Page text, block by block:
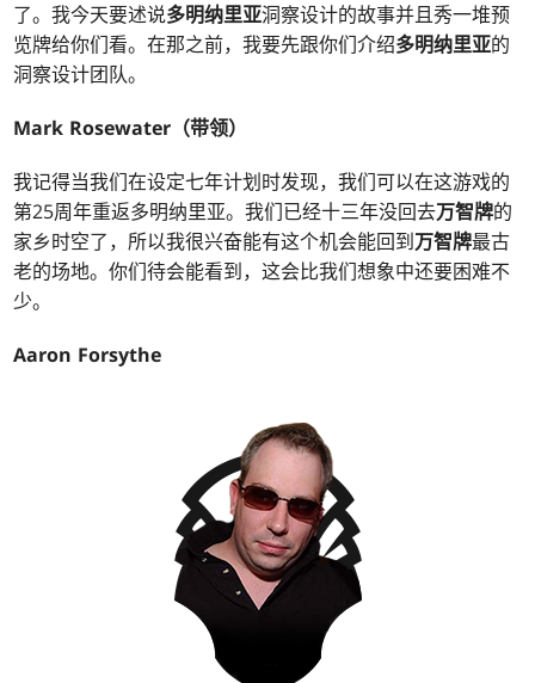
了。我今天要述说多明纳里亚洞察设计的故事并且秀一堆预
览牌给你们看。在那之前，我要先跟你们介绍多明纳里亚的
洞察设计团队。
Mark Rosewater（带领）
我记得当我们在设定七年计划时发现，我们可以在这游戏的
第25周年重返多明纳里亚。我们已经十三年没回去万智牌的
家乡时空了，所以我很兴奋能有这个机会能回到万智牌最古
老的场地。你们待会能看到，这会比我们想象中还要困难不
少。
Aaron Forsythe